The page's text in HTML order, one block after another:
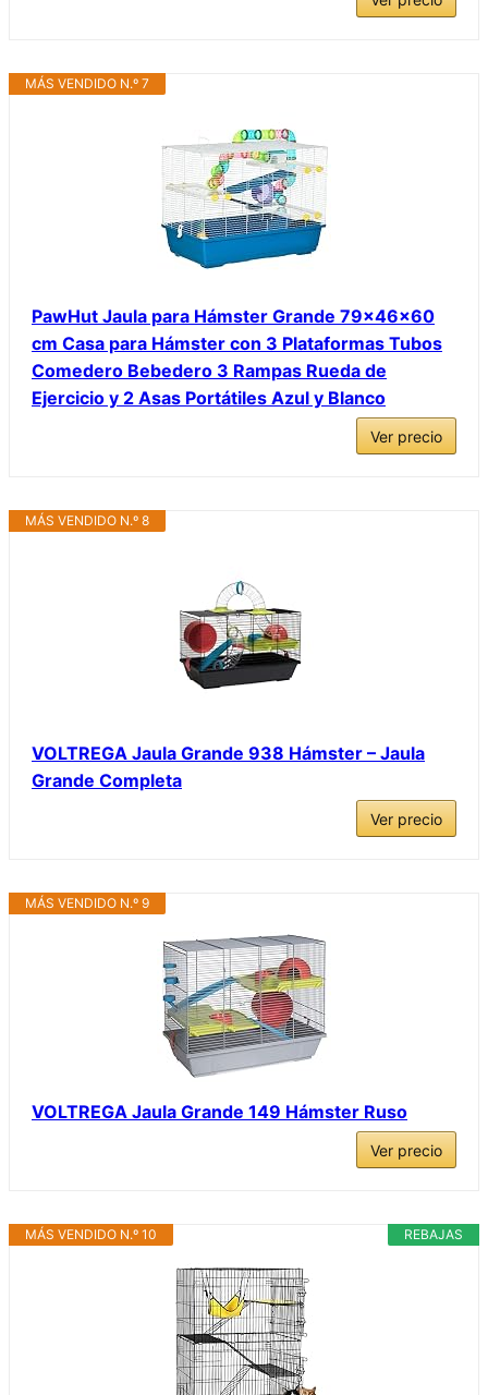
MÁS VENDIDO N.º 7
PawHut Jaula para Hámster Grande 79x46x60
cm Casa para Hámster con 3 Plataformas Tubos
Comedero Bebedero 3 Rampas Rueda de
Ejercicio y 2 Asas Portátiles Azul y Blanco
Ver precio
MÁS VENDIDO N.º 8
VOLTREGA Jaula Grande 938 Hámster – Jaula
Grande Completa
Ver precio
MÁS VENDIDO N.º 9
VOLTREGA Jaula Grande 149 Hámster Ruso
Ver precio
REBAJAS
MÁS VENDIDO N.º 10